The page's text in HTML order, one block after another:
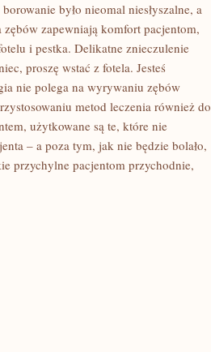
było nieomal niesłyszalne, a
zębów zapewniają komfort pacjentom,
i pestka. Delikatne znieczulenie
proszę wstać z fotela. Jesteś
nie polega na wyrywaniu zębów
metod leczenia również do
użytkowane są te, które nie
– a poza tym, jak nie będzie bolało,
przychylne pacjentom przychodnie,